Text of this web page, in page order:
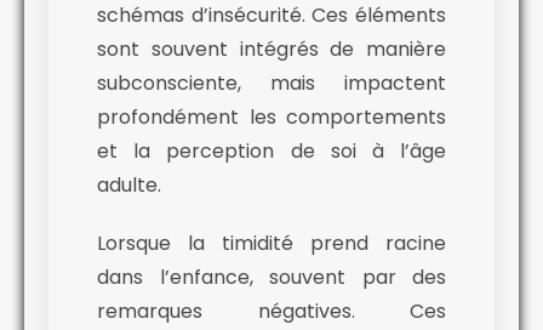
schémas d’insécurité. Ces éléments
sont souvent intégrés de manière
subconsciente, mais impactent
profondément les comportements
et la perception de soi à l’âge
adulte.
Lorsque la timidité prend racine
dans l’enfance, souvent par des
remarques négatives. Ces